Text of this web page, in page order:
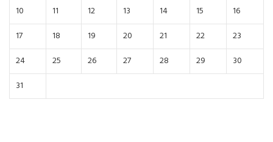
10
11 12 13 14 15
16
17
18 19 20 21 22
23
24
25 26 27 28 29
30
31